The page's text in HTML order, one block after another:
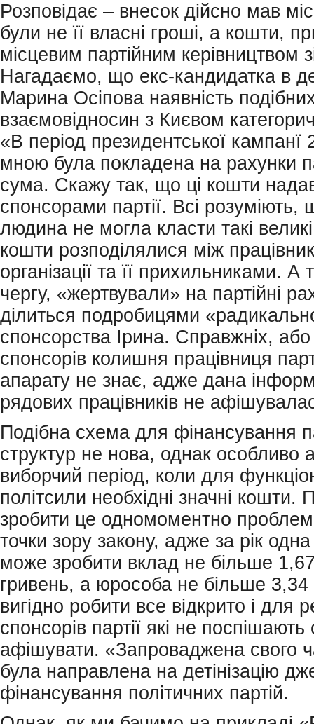
Розповідає – внесок дійсно мав
були не її власні гроші, а кошти,
місцевим партійним керівництвом
Нагадаємо, що екс-кандидатка в
Марина Осіпова наявність
взаємовідносин з Києвом
«В період президентської кампанї
мною була покладена на рахунки
сума. Скажу так, що ці кошти
спонсорами партії. Всі розуміють,
людина не могла класти такі
кошти розподілялися між
організації та її прихильниками. А
чергу, «жертвували» на партійні
ділиться подробицями
спонсорства Ірина. Справжніх,
спонсорів колишня працівниця
апарату не знає, адже дана
рядових працівників не
Подібна схема для фінансування
структур не нова, однак особливо
виборчий період, коли для
політсили необхідні значні кошти.
зробити це одномоментно
точки зору закону, адже за рік
може зробити вклад не більше 1,67
гривень, а юрособа не більше 3,34
вигідно робити все відкрито і для
спонсорів партії які не поспішають
афішувати. «Запроваджена свого
була направлена на детінізацію
фінансування політичних партій.